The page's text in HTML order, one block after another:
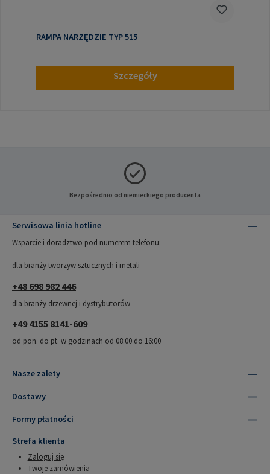
RAMPA NARZĘDZIE TYP 515
Szczegóły
Bezpośrednio od niemieckiego producenta
Serwisowa linia hotline
Wsparcie i doradztwo pod numerem telefonu:
dla branży tworzyw sztucznych i metali
+48 698 982 446
dla branży drzewnej i dystrybutorów
+49 4155 8141-609
od pon. do pt. w godzinach od 08:00 do 16:00
Nasze zalety
Dostawy
Formy płatności
Strefa klienta
Zaloguj się
Twoje zamówienia